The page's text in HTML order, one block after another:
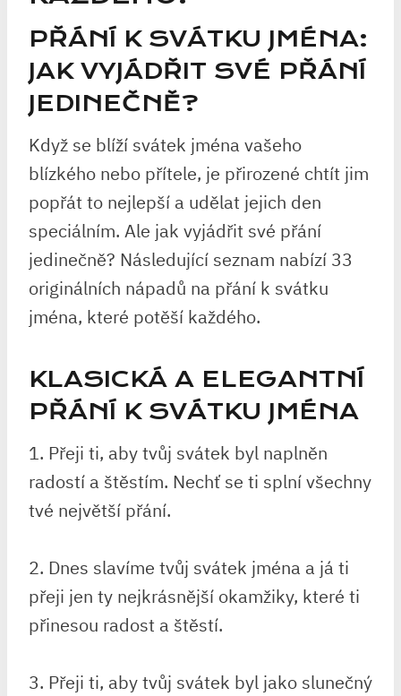
PŘÁNÍ K SVÁTKU JMÉNA:
JAK VYJÁDŘIT SVÉ PŘÁNÍ
JEDINEČNĚ?
Když se blíží svátek jména vašeho
blízkého nebo přítele, je přirozené chtít jim
popřát to nejlepší a udělat jejich den
speciálním. Ale jak vyjádřit své přání
jedinečně? Následující seznam nabízí 33
originálních nápadů na přání k svátku
jména, které potěší každého.
KLASICKÁ A ELEGANTNÍ
PŘÁNÍ K SVÁTKU JMÉNA
1. Přeji ti, aby tvůj svátek byl naplněn
radostí a štěstím. Nechť se ti splní všechny
tvé největší přání.
2. Dnes slavíme tvůj svátek jména a já ti
přeji jen ty nejkrásnější okamžiky, které ti
přinesou radost a štěstí.
3. Přeji ti, aby tvůj svátek byl jako slunečný